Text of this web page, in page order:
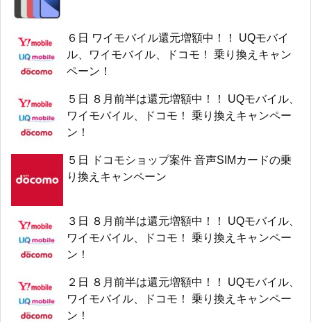
６日 ワイモバイル還元増額中！！ UQモバイ
ル、ワイモバイル、ドコモ！ 乗り換えキャン
ペーン！
５日 ８月前半は還元増額中！！ UQモバイル、
ワイモバイル、ドコモ！ 乗り換えキャンペー
ン！
５日 ドコモショップ案件 音声SIMカードの乗
り換えキャンペーン
３日 ８月前半は還元増額中！！ UQモバイル、
ワイモバイル、ドコモ！ 乗り換えキャンペー
ン！
２日 ８月前半は還元増額中！！ UQモバイル、
ワイモバイル、ドコモ！ 乗り換えキャンペー
ン！